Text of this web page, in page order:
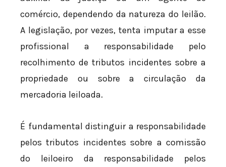
comércio, dependendo da natureza do leilão.
A legislação, por vezes, tenta imputar a esse
profissional a responsabilidade pelo
recolhimento de tributos incidentes sobre a
propriedade ou sobre a circulação da
mercadoria leiloada.
É fundamental distinguir a responsabilidade
pelos tributos incidentes sobre a comissão
do leiloeiro da responsabilidade pelos